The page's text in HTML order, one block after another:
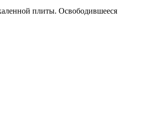
плиты. Освободившееся